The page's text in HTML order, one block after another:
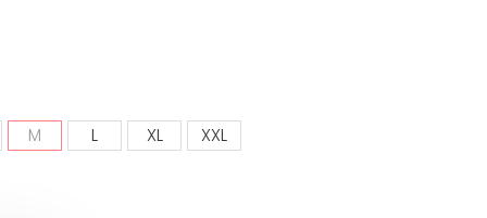
M L XL XXL